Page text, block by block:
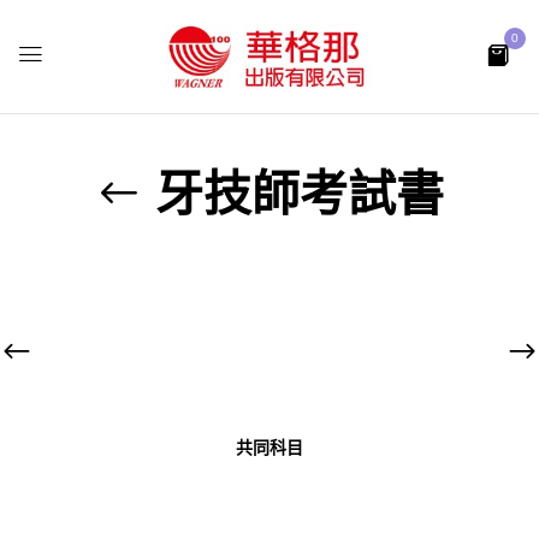
0
牙技師考試書
共同科目